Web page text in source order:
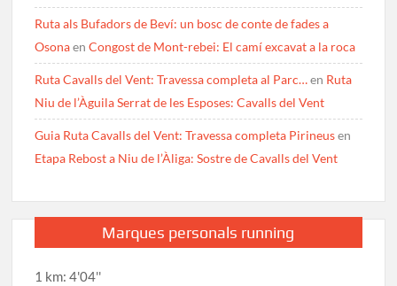
Ruta als Bufadors de Beví: un bosc de conte de fades a
OsonaenCongost de Mont-rebei: El camí excavat a la roca
Ruta Cavalls del Vent: Travessa completa al Parc…en Ruta
Niu de l’Àguila Serrat de les Esposes: Cavalls del Vent
Guia Ruta Cavalls del Vent: Travessa completa Pirineusen
Etapa Rebost a Niu de l’Àliga: Sostre de Cavalls del Vent
Marques personals running
1 km: 4'04''